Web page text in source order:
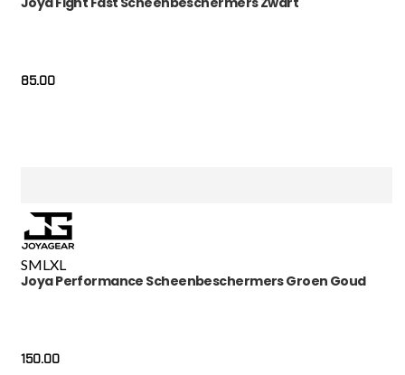
85.00
SMLXL
Joya Performance Scheenbeschermers Groen Goud
150.00